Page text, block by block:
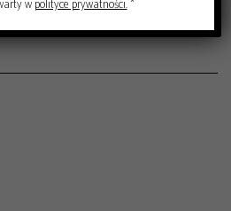
opublikowany.Wymagane pola są
wpolityce prywatności.*